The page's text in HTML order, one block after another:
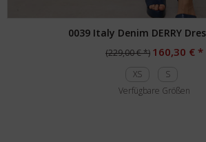
0039 Italy Denim DERRY
(229,00 € *) 160,30 € *
XS
S
Verfügbare Größen